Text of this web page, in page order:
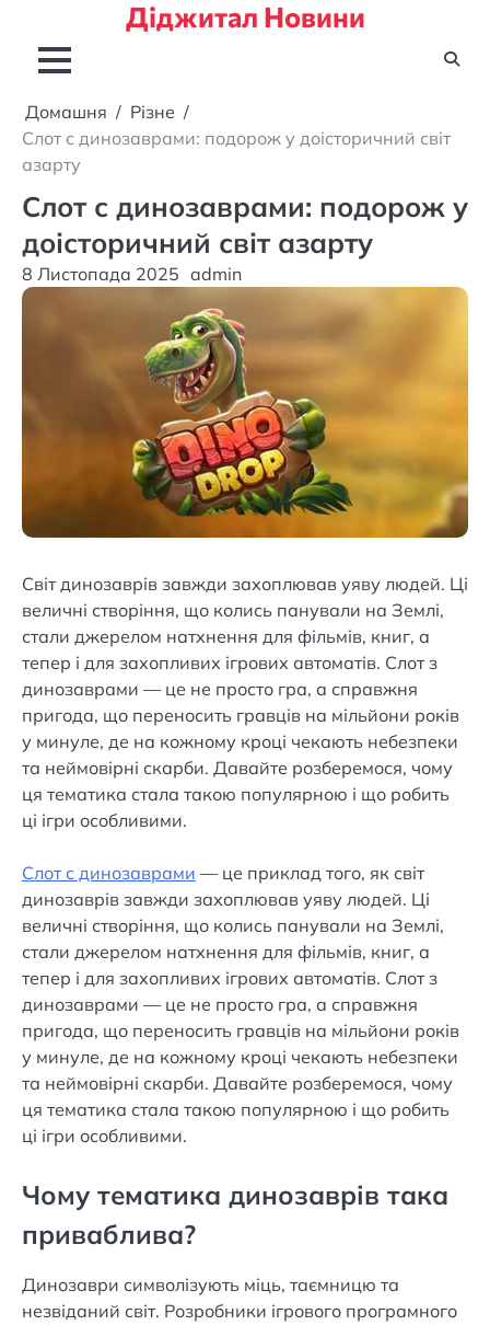
вмісту
Діджитал Новини
Домашня
Різне
Слот с динозаврами: подорож у доісторичний світ
азарту
Слот с динозаврами: подорож у
доісторичний світ азарту
8 Листопада 2025 admin
Світ динозаврів завжди захоплював уяву людей. Ці
величні створіння, що колись панували на Землі,
стали джерелом натхнення для фільмів, книг, а
тепер і для захопливих ігрових автоматів. Слот з
динозаврами — це не просто гра, а справжня
пригода, що переносить гравців на мільйони років
у минуле, де на кожному кроці чекають небезпеки
та неймовірні скарби. Давайте розберемося, чому
ця тематика стала такою популярною і що робить
ці ігри особливими.
Слот с динозаврами — це приклад того, як світ
динозаврів завжди захоплював уяву людей. Ці
величні створіння, що колись панували на Землі,
стали джерелом натхнення для фільмів, книг, а
тепер і для захопливих ігрових автоматів. Слот з
динозаврами — це не просто гра, а справжня
пригода, що переносить гравців на мільйони років
у минуле, де на кожному кроці чекають небезпеки
та неймовірні скарби. Давайте розберемося, чому
ця тематика стала такою популярною і що робить
ці ігри особливими.
Чому тематика динозаврів така
приваблива?
Динозаври символізують міць, таємницю та
незвіданий світ. Розробники ігрового програмного